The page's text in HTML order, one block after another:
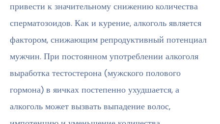
привести к значительному снижению количества
сперматозоидов. Как и курение, алкоголь является
фактором, снижающим репродуктивный потенциал
мужчин. При постоянном употреблении алкоголя
выработка тестостерона (мужского полового
гормона) в яичках постепенно ухудшается, а
алкоголь может вызвать выпадение волос,